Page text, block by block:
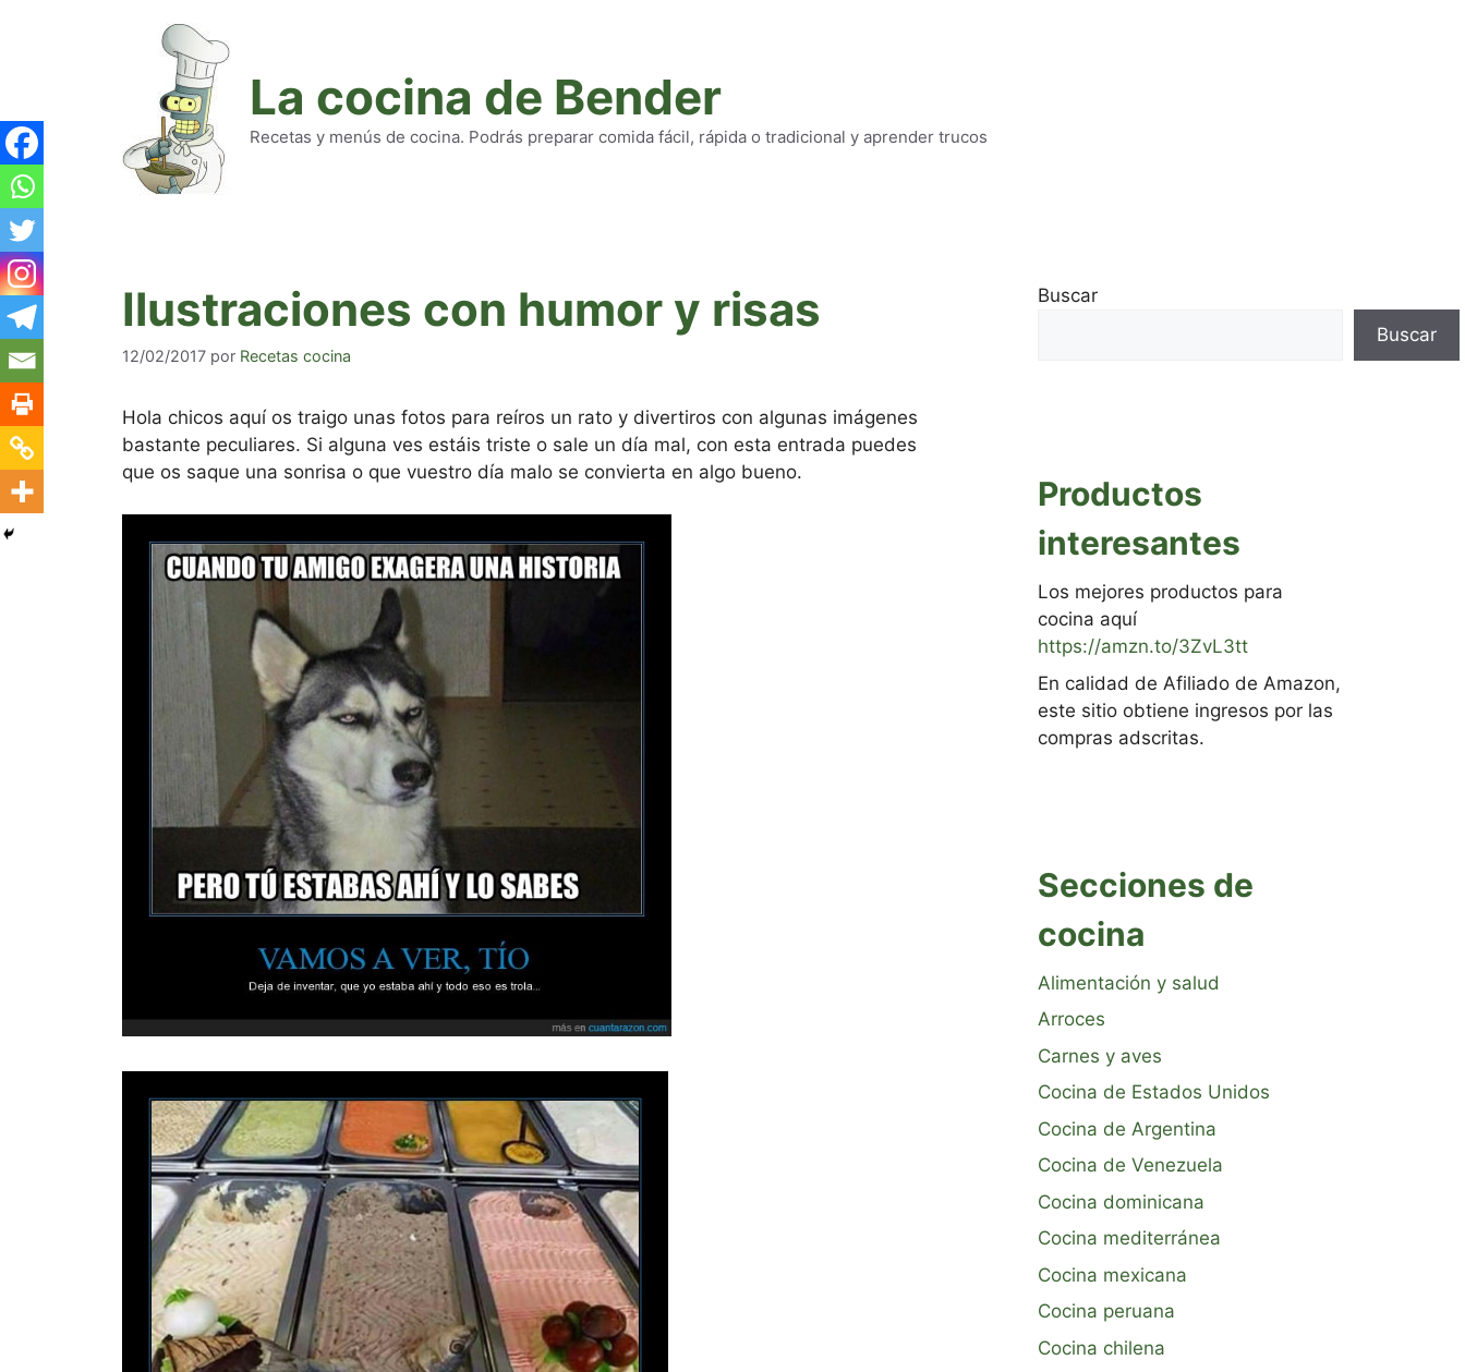
La cocina de Bender
Recetas y menús de cocina. Podrás preparar comida fácil, rápida o tradicional y aprender trucos
Ilustraciones con humor y risas
12/02/2017 por Recetas cocina
Hola chicos aquí os traigo unas fotos para reíros un rato y divertiros con algunas imágenes
bastante peculiares. Si alguna ves estáis triste o sale un día mal, con esta entrada puedes
que os saque una sonrisa o que vuestro día malo se convierta en algo bueno.
Buscar
Buscar
Productos
interesantes
Los mejores productos para
cocina aquí
https://amzn.to/3ZvL3tt
En calidad de Afiliado de Amazon,
este sitio obtiene ingresos por las
compras adscritas.
Secciones de
cocina
Alimentación y salud
Arroces
Carnes y aves
Cocina de Estados Unidos
Cocina de Argentina
Cocina de Venezuela
Cocina dominicana
Cocina mediterránea
Cocina mexicana
Cocina peruana
Cocina chilena